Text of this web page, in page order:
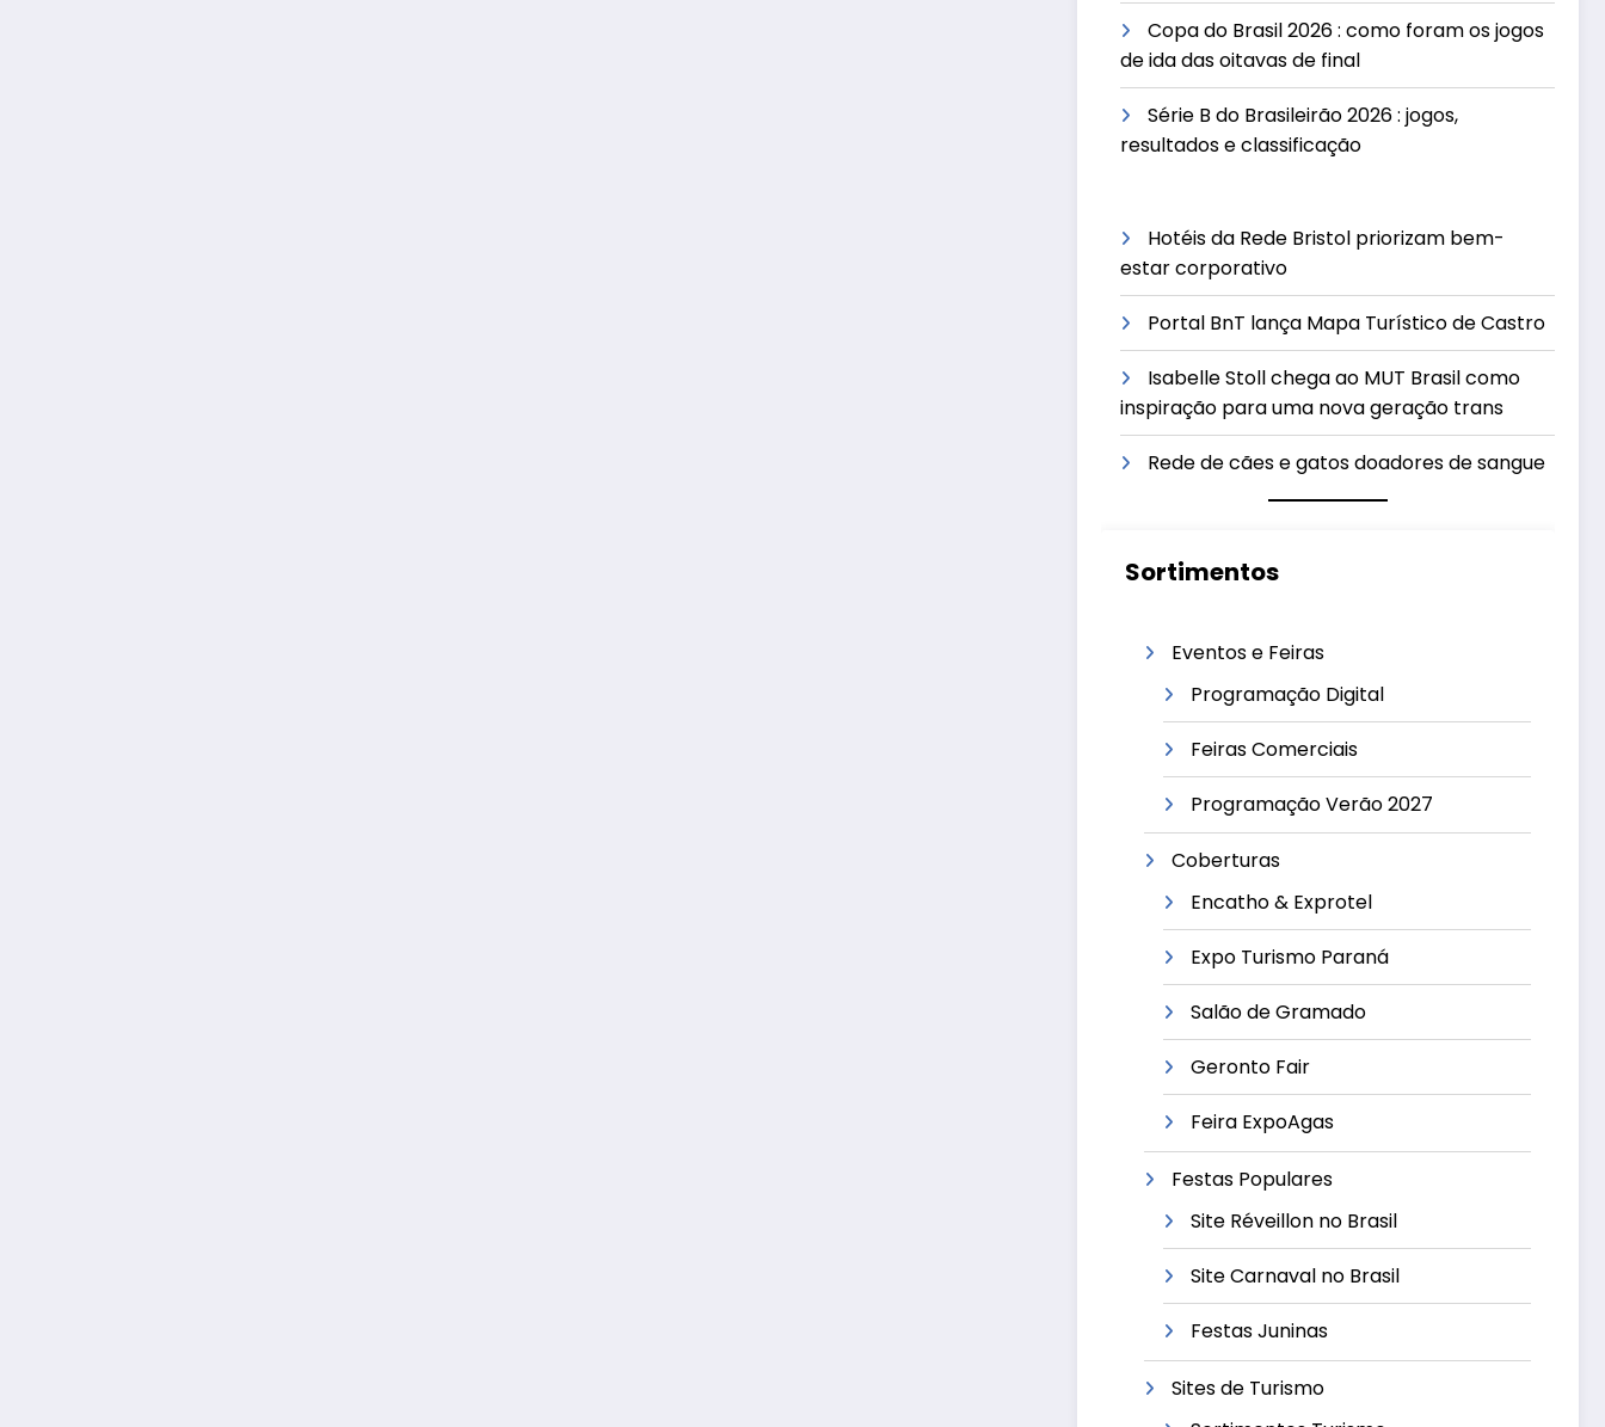
Copa do Brasil 2026 : como foram os jogos
de ida das oitavas de final
Série B do Brasileirão 2026 : jogos,
resultados e classificação
Hotéis da Rede Bristol priorizam bem-
estar corporativo
Portal BnT lança Mapa Turístico de Castro
Isabelle Stoll chega ao MUT Brasil como
inspiração para uma nova geração trans
Rede de cães e gatos doadores de sangue
Sortimentos
Eventos e Feiras
Programação Digital
Feiras Comerciais
Programação Verão 2027
Coberturas
Encatho & Exprotel
Expo Turismo Paraná
Salão de Gramado
Geronto Fair
Feira ExpoAgas
Festas Populares
Site Réveillon no Brasil
Site Carnaval no Brasil
Festas Juninas
Sites de Turismo